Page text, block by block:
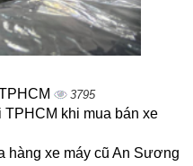
3795
khi mua bán xe
hàng xe máy cũ An Sương